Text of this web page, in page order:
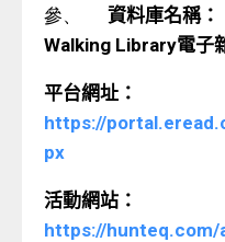
參、 資料庫名稱：
Walking Library電子
平台網址：
https://
px
活動網站：
https://